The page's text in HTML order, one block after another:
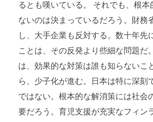
るとも嘆いている。 それでも、根本
ないのは決まっているだろう。財務
し、大手企業も反対する。数十年先
ことは、その反発より些細な問題だ
は、効果的な対策は誰も知らないこ
ら、少子化が進む。日本は特に深刻
ではない。根本的な解消策には社会
要だろう。育児支援が充実なフィン